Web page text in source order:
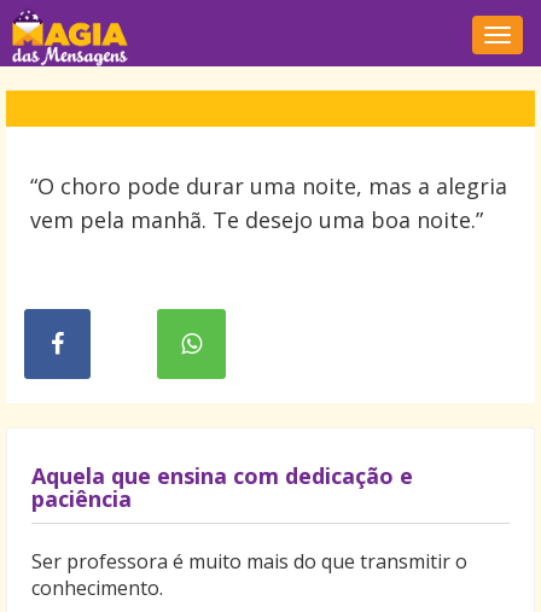
“O choro pode durar uma noite, mas a alegria
vem pela manhã. Te desejo uma boa noite.”
Aquela que ensina com dedicação e
paciência
Ser professora é muito mais do que transmitir o
conhecimento.